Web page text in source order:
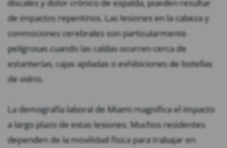
discales y dolor crónico de espalda, pueden resultar
de impactos repentinos. Las lesiones en la cabeza y
conmociones cerebrales son particularmente
peligrosas cuando las caídas ocurren cerca de
estanterías, cajas apiladas o exhibiciones de botellas
de vidrio.
La demografía laboral de Miami magnifica el impacto
a largo plazo de estas lesiones. Muchos residentes
dependen de la movilidad física para trabajar en